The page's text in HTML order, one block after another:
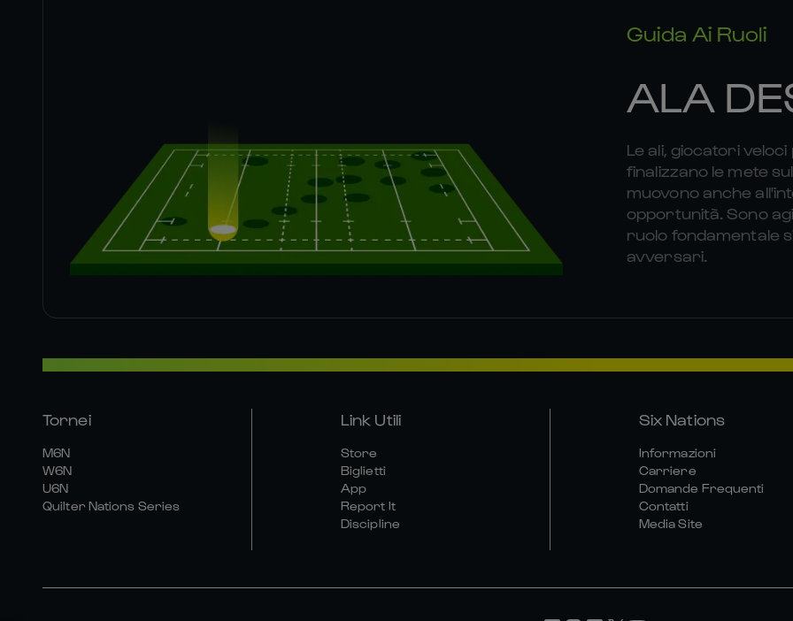
Guida Ai Ruoli
ALA
Le ali, giocatori
finalizzano le mete
muovono anche
opportunità. Sono
ruolo fondamentale
avversari.
Tornei
M6N
W6N
U6N
Quilter Nations Series
Link Utili
Store
Biglietti
App
Report It
Discipline
Six Nations
Informazioni
Carriere
Domande Frequenti
Contatti
Media Site